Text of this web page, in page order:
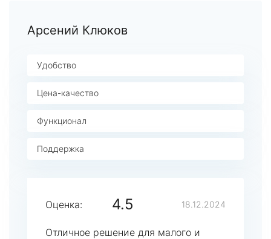
Арсений Клюков
Удобство
Цена-качество
Функционал
Поддержка
Оценка: 4.5 18.12.2024
Отличное решение для малого и